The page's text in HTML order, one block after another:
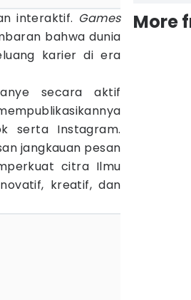
interaktif. Games
bahwa dunia
karier di era
secara aktif
serta Instagram.
jangkauan pesan
citra Ilmu
kreatif, dan
More